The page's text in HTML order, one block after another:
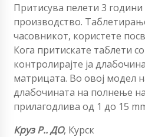
Притисува пелети 3
производство.
часовникот, користете
Кога притискате таблети
контролирајте ја
матрицата. Во овој модел
длабочината на полнење
прилагодлива од 1 до 15
Круз Р.. ДО, Курск